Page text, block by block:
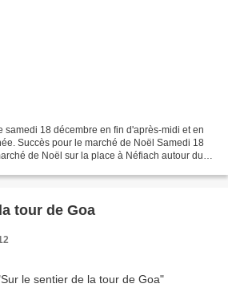
samedi 18 décembre en fin d'après-midi et en
Succès pour le marché de Noël Samedi 18
de Noël sur la place à Néfiach autour du
tour de Goa